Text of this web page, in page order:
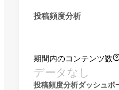
投稿頻度分析
期間内のコンテンツ数
データなし
投稿頻度分析ダッシュボ